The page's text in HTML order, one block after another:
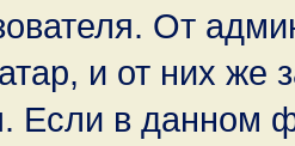
От
и от них же
Если в данном